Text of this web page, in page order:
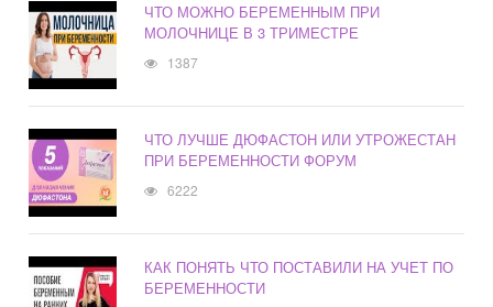
ЧТО МОЖНО БЕРЕМЕННЫМ ПРИ
МОЛОЧНИЦЕ В 3 ТРИМЕСТРЕ
1387
ЧТО ЛУЧШЕ ДЮФАСТОН ИЛИ УТРОЖЕСТАН
ПРИ БЕРЕМЕННОСТИ ФОРУМ
6222
КАК ПОНЯТЬ ЧТО ПОСТАВИЛИ НА УЧЕТ ПО
БЕРЕМЕННОСТИ